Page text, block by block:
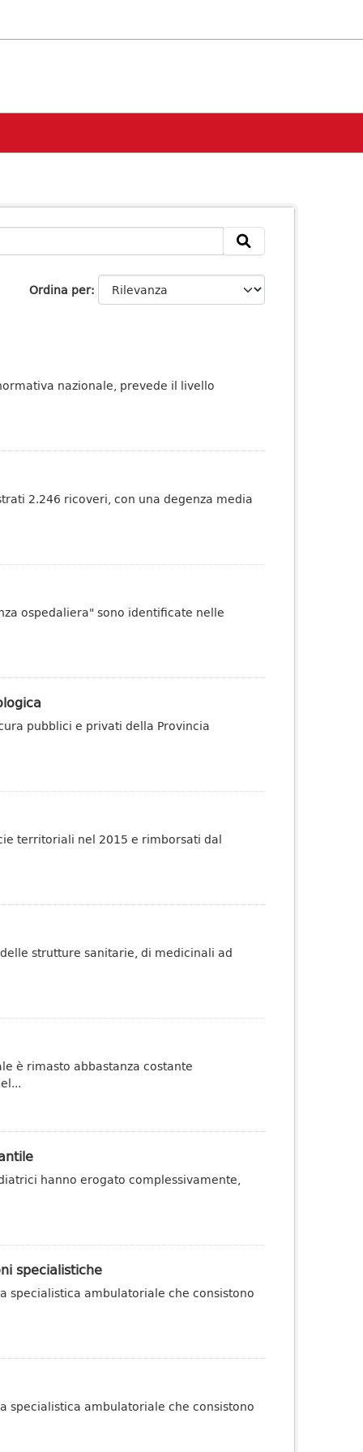
Ordina per
nazionale, prevede il livello
2.246 ricoveri, con una degenza media
ospedaliera" sono identificate nelle
pubblici e privati della Provincia
territoriali nel 2015 e rimborsati dal
strutture sanitarie, di medicinali ad
è rimasto abbastanza costante
hanno erogato complessivamente,
specialistiche
specialistica ambulatoriale che consistono
specialistica ambulatoriale che consistono